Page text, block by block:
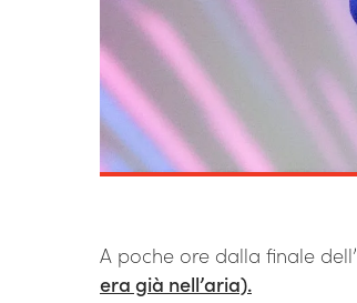
A poche ore dalla finale dell’
era già nell’aria).